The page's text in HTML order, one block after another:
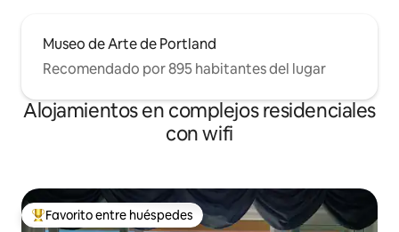
Museo de Arte de Portland
Recomendado por 895 habitantes del lugar
Alojamientos en complejos residenciales
con wifi
Favorito entre los huéspedes más destacados
Favorito entre huéspedes